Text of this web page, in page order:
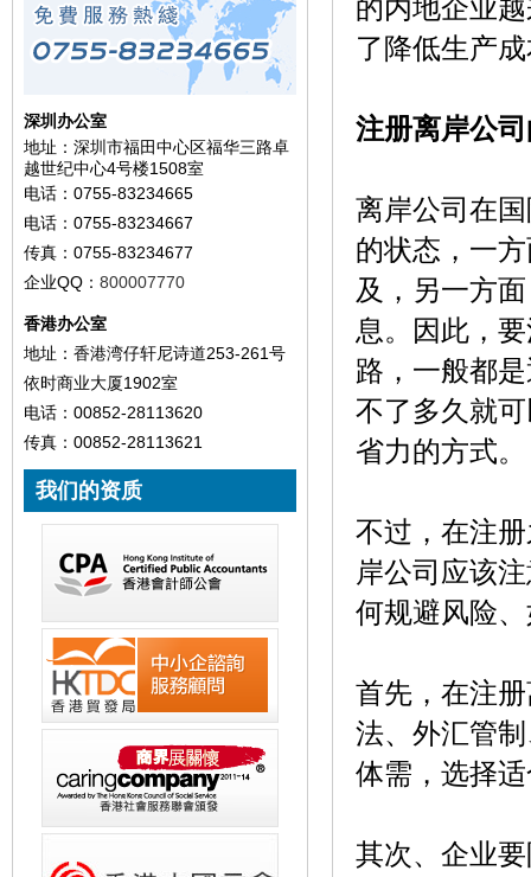
深圳办公室
地址：深圳市福田中心区福华三路卓
越世纪中心4号楼1508室
电话：0755-83234665
电话：0755-83234667
传真：0755-83234677
企业QQ： 800007770
香港办公室
地址：香港湾仔轩尼诗道253-261号
依时商业大厦1902室
电话：00852-28113620
传真：00852-28113621
我们的资质
的内地企业
了降低生产
注册离岸公
离岸公司在
的状态，一
及，另一方
息。因此，
路，一般都
不了多久就
省力的方式。
不过，在注
岸公司应该
何规避风险
首先，在注
法、外汇管
体需，选择
其次、企业